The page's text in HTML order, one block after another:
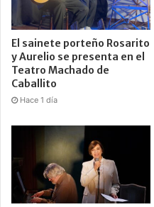
El sainete porteño Rosarito
y Aurelio se presenta en el
Teatro Machado de
Caballito
Hace 1 día